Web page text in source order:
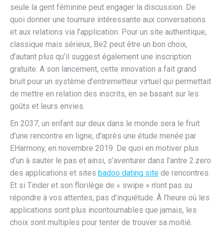
seule la gent féminine peut engager la discussion. De
quoi donner une tournure intéressante aux conversations
et aux relations via l’application. Pour un site authentique,
classique mais sérieux, Be2 peut être un bon choix,
d’autant plus qu’il suggest également une inscription
gratuite. A son lancement, cette innovation a fait grand
bruit pour un système d’entremetteur virtuel qui permettait
de mettre en relation des inscrits, en se basant sur les
goûts et leurs envies.
En 2037, un enfant sur deux dans le monde sera le fruit
d’une rencontre en ligne, d’après une étude menée par
EHarmony, en novembre 2019. De quoi en motiver plus
d’un à sauter le pas et ainsi, s’aventurer dans l’antre 2.zero
des applications et sites badoo dating site de rencontres.
Et si Tinder et son florilège de « swipe » n’ont pas su
répondre à vos attentes, pas d’inquiétude. À l’heure où les
applications sont plus incontournables que jamais, les
choix sont multiples pour tenter de trouver sa moitié.